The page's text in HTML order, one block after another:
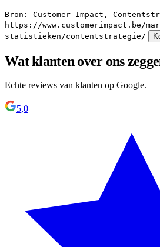
Bron: Customer Impact,
https://www.customerimpact.be/
statistieken/contentstrategie/
Wat klanten over ons
Echte reviews van klanten op Google.
5,0